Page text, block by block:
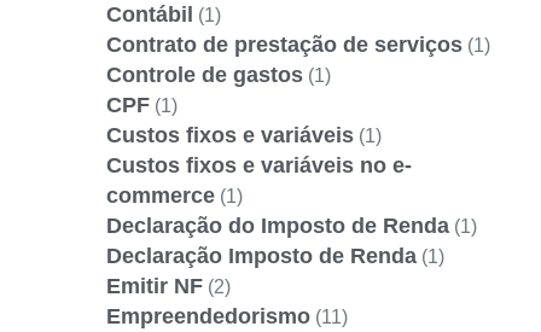
Contábil (1)
Contrato de prestação de serviços (1)
Controle de gastos (1)
CPF (1)
Custos fixos e variáveis (1)
Custos fixos e variáveis no e-
commerce (1)
Declaração do Imposto de Renda (1)
Declaração Imposto de Renda (1)
Emitir NF (2)
Empreendedorismo (11)